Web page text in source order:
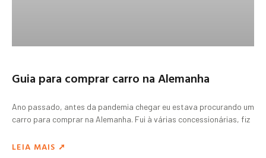
Guia para comprar carro na Alemanha
Ano passado, antes da pandemia chegar eu estava procurando um
carro para comprar na Alemanha. Fui à várias concessionárias, fiz
LEIA MAIS ➚